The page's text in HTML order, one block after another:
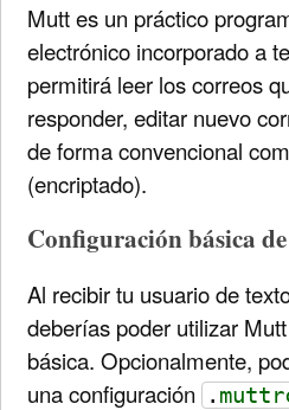
Mutt es un práctico
electrónico incorporado a
permitirá leer los correos
responder, editar nuevo
de forma convencional
(encriptado).
Configuración básica
Al recibir tu usuario de
deberías poder utilizar
básica. Opcionalmente,
una configuración .